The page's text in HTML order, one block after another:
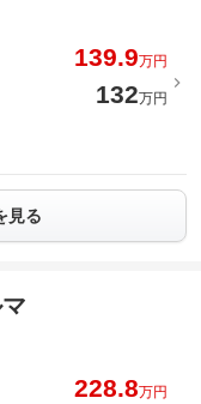
139.9万円
132万円
見る
228.8万円